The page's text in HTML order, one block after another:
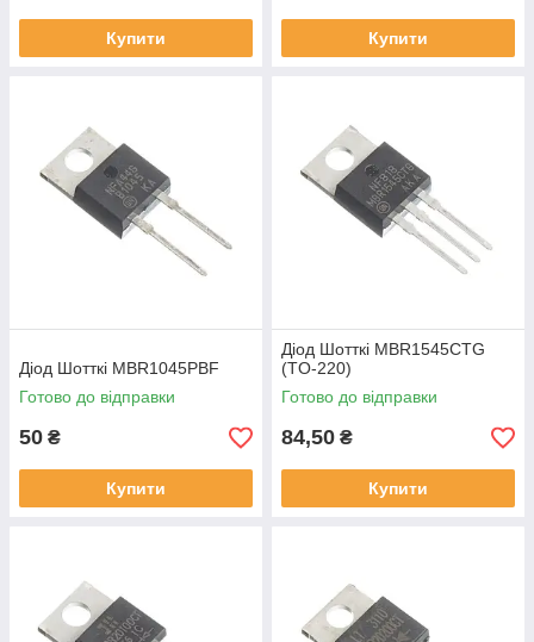
Купити Купити
Діод Шотткі MBR1045PBF
Готово до відправки
50 ₴
Купити
Діод Шотткі MBR1545CTG
(TO-220)
Готово до відправки
84,50 ₴
Купити